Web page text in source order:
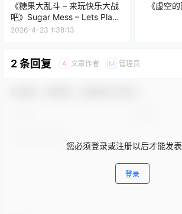
《糖果大乱斗 – 来玩快乐大战
吧》Sugar Mess – Lets Play
Jolly Battle
2026-4-23 1:38:13
《虚空
2 条回复 A 文章作者 M 管理员
您必须登录或注册以后才能发
登录